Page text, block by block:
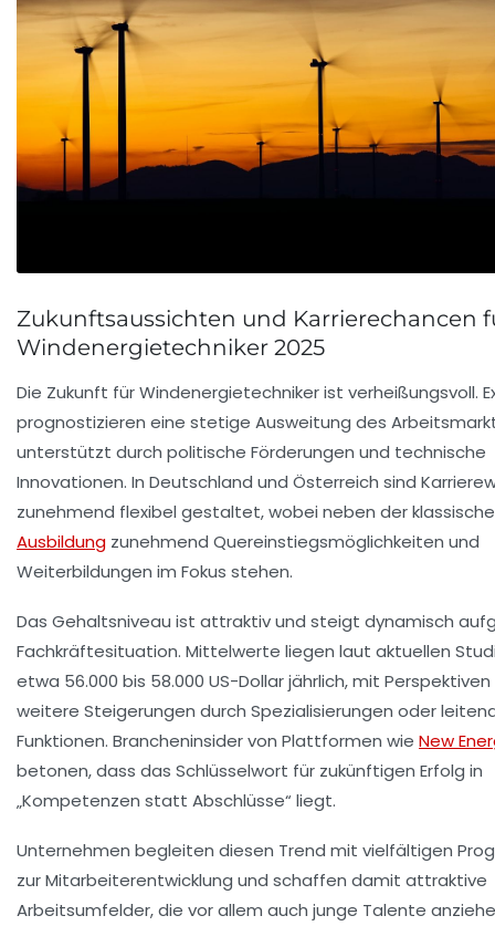
Zukunftsaussichten und Karrierechancen
Windenergietechniker 2025
Die Zukunft für Windenergietechniker ist verheißungsvoll.
prognostizieren eine stetige Ausweitung des
unterstützt durch politische Förderungen und technische
Innovationen. In Deutschland und Österreich sind
zunehmend flexibel gestaltet, wobei neben der
Ausbildung zunehmend Quereinstiegsmöglichkeiten und
Weiterbildungen im Fokus stehen.
Das Gehaltsniveau ist attraktiv und steigt dynamisch
Fachkräftesituation. Mittelwerte liegen laut aktuellen
etwa 56.000 bis 58.000 US-Dollar jährlich, mit
weitere Steigerungen durch Spezialisierungen oder
Funktionen. Brancheninsider von Plattformen wie New
betonen, dass das Schlüsselwort für zukünftigen Erfolg in
„Kompetenzen statt Abschlüsse“ liegt.
Unternehmen begleiten diesen Trend mit vielfältigen
zur Mitarbeiterentwicklung und schaffen damit attraktive
Arbeitsumfelder, die vor allem auch junge Talente